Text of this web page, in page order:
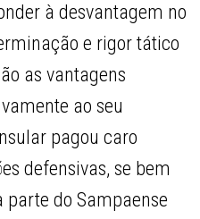
à desvantagem no
e rigor tático
as vantagens
ao seu
pagou caro
defensivas, se bem
do Sampaense